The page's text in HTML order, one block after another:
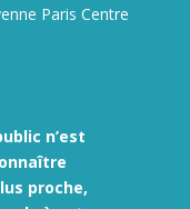
Paris Centre
n’est
proche,